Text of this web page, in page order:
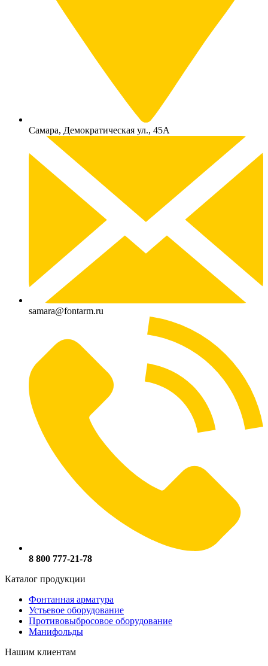
Самара, Демократическая ул., 45А
samara@fontarm.ru
8 800 777-21-78
Каталог продукции
Фонтанная арматура
Устьевое оборудование
Противовыбросовое оборудование
Манифольды
Нашим клиентам